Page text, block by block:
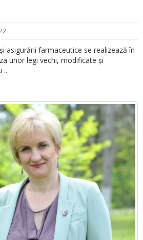
asigurării farmaceutice se realizează în
unor legi vechi, modificate și
..